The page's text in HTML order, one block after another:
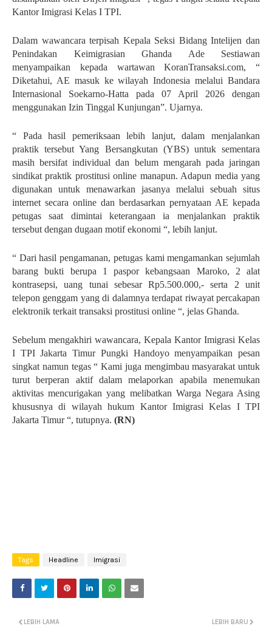
Kantor Imigrasi Kelas I TPI.
Dalam wawancara terpisah Kepala Seksi Bidang Intelijen dan
Penindakan Keimigrasian Ghanda Ade Sestiawan
menyampaikan kepada wartawan KoranTransaksi.com, “
Diketahui, AE masuk ke wilayah Indonesia melalui Bandara
Internasional Soekarno-Hatta pada 07 April 2026 dengan
menggunakan Izin Tinggal Kunjungan”. Ujarnya.
“ Pada hasil pemeriksaan lebih lanjut, dalam menjalankan
praktik tersebut Yang Bersangkutan (YBS) untuk sementara
masih bersifat individual dan belum mengarah pada jaringan
sindikat praktik prostitusi online manapun. Adapun media yang
digunakan untuk menawarkan jasanya melalui sebuah situs
internet secara online dan berdasarkan pernyataan AE kepada
petugas saat dimintai keterangaan ia menjalankan praktik
tersebut dengan dugaan motif ekonomi “, lebih lanjut.
“ Dari hasil pengamanan, petugas kami mengamankan sejumlah
barang bukti berupa 1 paspor kebangsaan Maroko, 2 alat
kontrasepsi, uang tunai sebesar Rp5.500.000,- serta 2 unit
telepon genggam yang di dalamnya terdapat riwayat percakapan
elektronik terkait transaksi prostitusi online “, jelas Ghanda.
Sebelum mengakhiri wawancara, Kepala Kantor Imigrasi Kelas
I TPI Jakarta Timur Pungki Handoyo menyampaikan pesan
singkat namun tegas “ Kami juga mengimbau masyarakat untuk
turut berperan aktif dalam melaporkan apabila menemukan
aktivitas mencurigakan yang melibatkan Warga Negara Asing
khususnya di wilayah hukum Kantor Imigrasi Kelas I TPI
Jakarta Timur “, tutupnya. (RN)
Tags Headline Imigrasi
LEBIH BARU
LEBIH LAMA